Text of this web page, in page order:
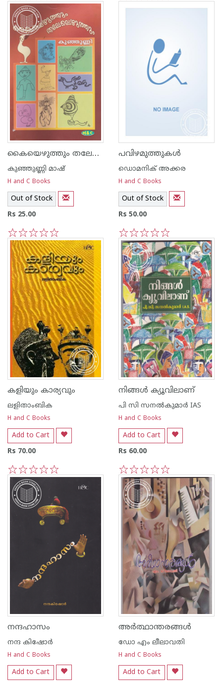
5
4
3
2
1
കൈയെഴുത്തും തലേലെഴുത്തും
കുഞ്ഞുണ്ണി മാഷ്‌
H and C Books
Out of Stock
Rs 25.00
5
4
3
2
1
പവിഴമുത്തുകള്‍
ഡൊമനിക്‌ അക്കര
H and C Books
Out of Stock
Rs 50.00
5
4
3
2
1
കളിയും കാര്യവും
ലളിതാംബിക
H and C Books
Add to Cart
Rs 70.00
5
4
3
2
1
നിങ്ങള്‍ ക്യൂവിലാണ്‌
പി സി സനല്‍‌കുമാര്‍ IAS
H and C Books
Add to Cart
Rs 60.00
5
4
3
2
1
നന്ദഹാസം
നന്ദ‌ കിഷോര്‍
H and C Books
Add to Cart
അര്‍ത്ഥാന്തരങ്ങള്‍
ഡോ എം ലീലാവതി
H and C Books
Add to Cart